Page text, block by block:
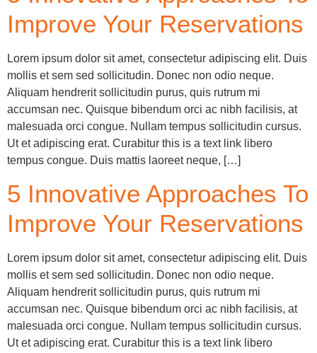
Improve Your Reservations
Lorem ipsum dolor sit amet, consectetur adipiscing elit. Duis
mollis et sem sed sollicitudin. Donec non odio neque.
Aliquam hendrerit sollicitudin purus, quis rutrum mi
accumsan nec. Quisque bibendum orci ac nibh facilisis, at
malesuada orci congue. Nullam tempus sollicitudin cursus.
Ut et adipiscing erat. Curabitur this is a text link libero
tempus congue. Duis mattis laoreet neque, […]
5 Innovative Approaches To
Improve Your Reservations
Lorem ipsum dolor sit amet, consectetur adipiscing elit. Duis
mollis et sem sed sollicitudin. Donec non odio neque.
Aliquam hendrerit sollicitudin purus, quis rutrum mi
accumsan nec. Quisque bibendum orci ac nibh facilisis, at
malesuada orci congue. Nullam tempus sollicitudin cursus.
Ut et adipiscing erat. Curabitur this is a text link libero